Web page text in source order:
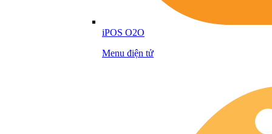
iPOS O2O
Menu điện tử